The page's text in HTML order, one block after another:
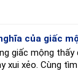
của giấc
giấc mộng thấy
xui xẻo. Cùng